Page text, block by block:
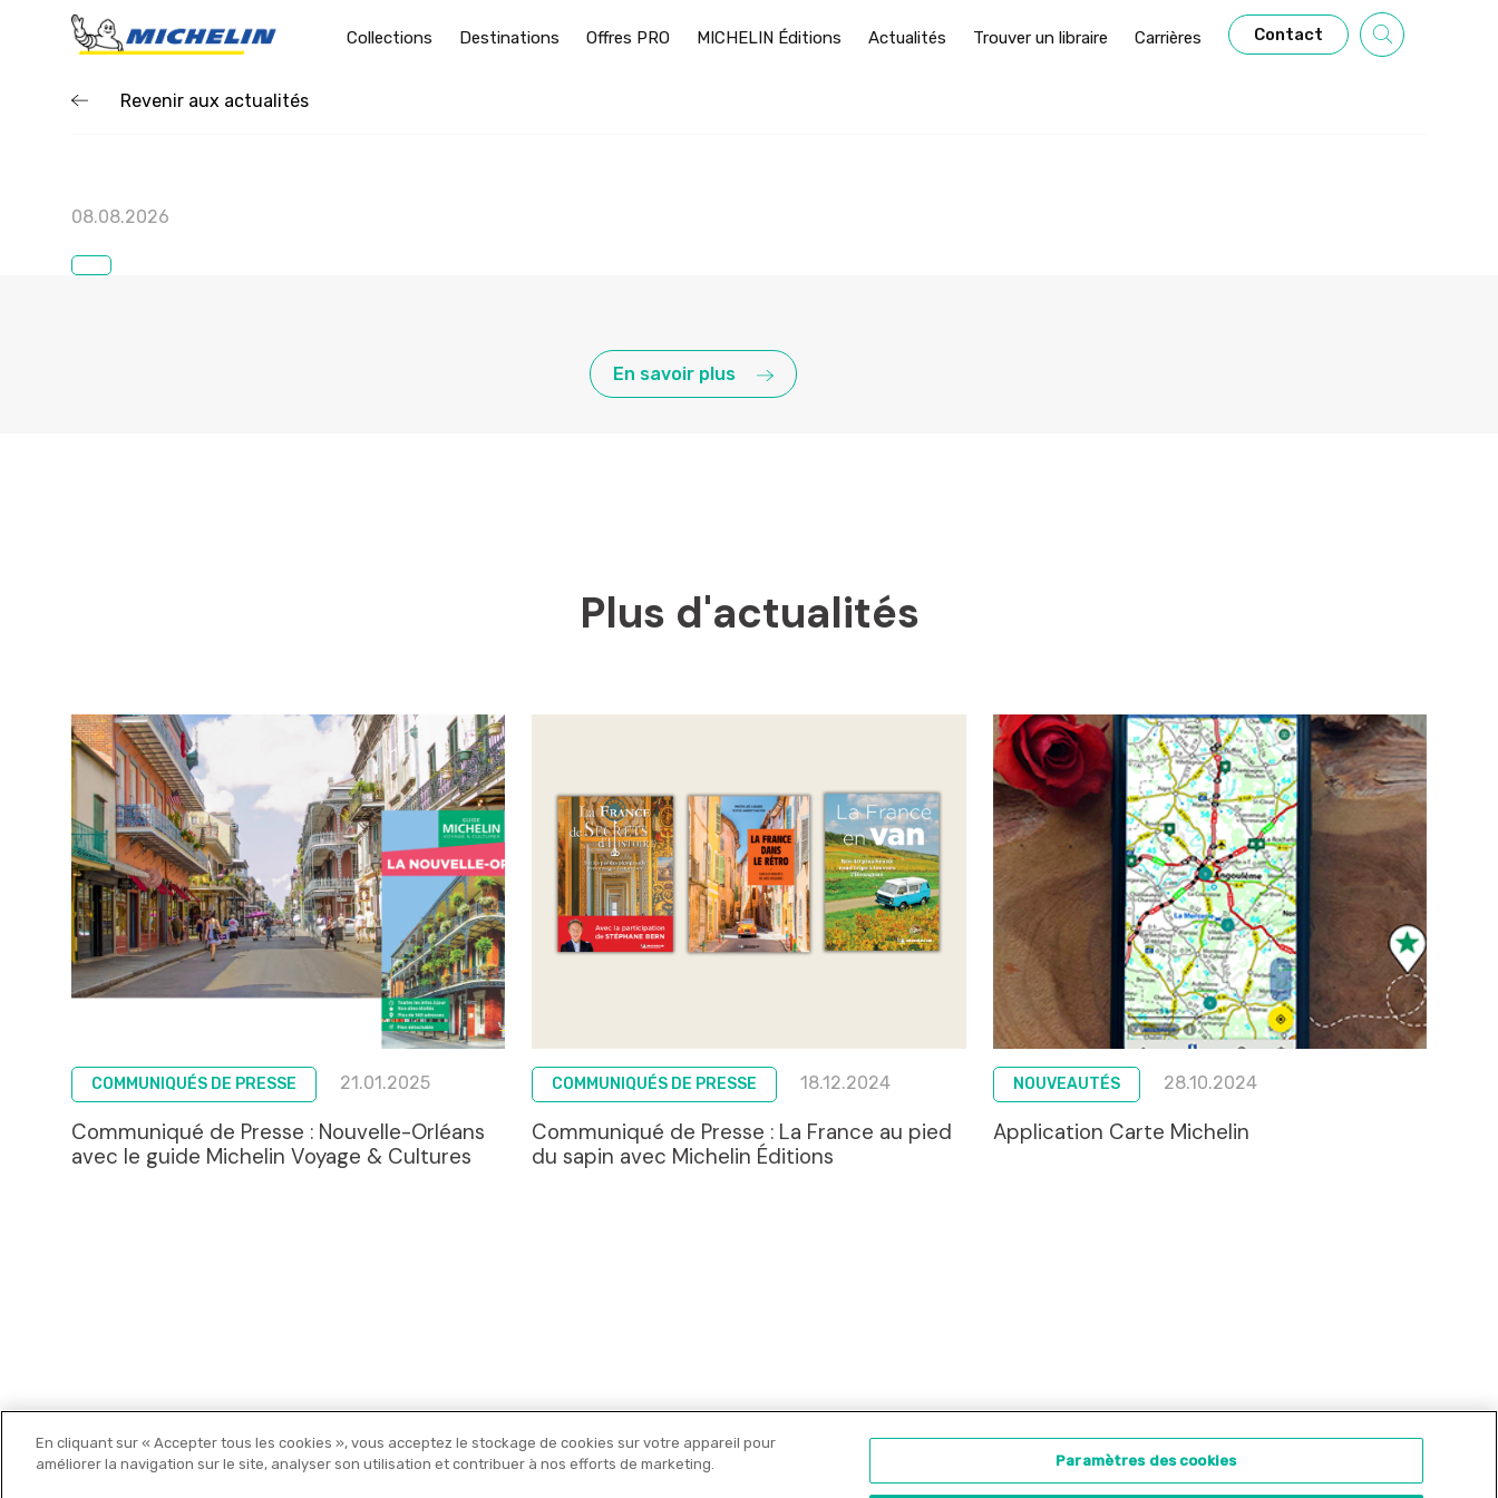
Collections Destinations Offres PRO MICHELIN Éditions Actualités Trouver un libraire Carrières Contact
Revenir aux actualités
08.08.2026
En savoir plus
Plus d'actualités
COMMUNIQUÉS DE PRESSE 21.01.2025
Communiqué de Presse : Nouvelle-Orléans
avec le guide Michelin Voyage & Cultures
COMMUNIQUÉS DE PRESSE 18.12.2024
Communiqué de Presse : La France au pied
du sapin avec Michelin Éditions
NOUVEAUTÉS 28.10.2024
Application Carte Michelin
Michelin Editions Nos libraires Offres PRO
En cliquant sur « Accepter tous les cookies », vous acceptez le stockage de cookies sur votre appareil pour
améliorer la navigation sur le site, analyser son utilisation et contribuer à nos efforts de marketing.
Paramètres des cookies